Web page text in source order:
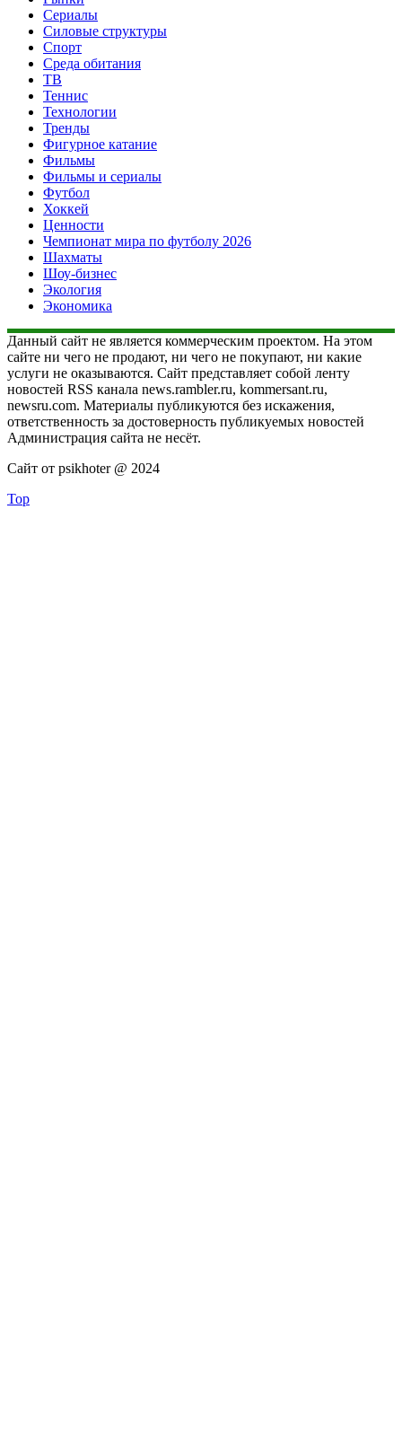
Сериалы
Силовые структуры
Спорт
Среда обитания
ТВ
Теннис
Технологии
Тренды
Фигурное катание
Фильмы
Фильмы и сериалы
Футбол
Хоккей
Ценности
Чемпионат мира по футболу 2026
Шахматы
Шоу-бизнес
Экология
Экономика
Данный сайт не является коммерческим проектом. На этом
сайте ни чего не продают, ни чего не покупают, ни какие
услуги не оказываются. Сайт представляет собой ленту
новостей RSS канала news.rambler.ru, kommersant.ru,
newsru.com. Материалы публикуются без искажения,
ответственность за достоверность публикуемых новостей
Администрация сайта не несёт.
Сайт от psikhoter @ 2024
Top